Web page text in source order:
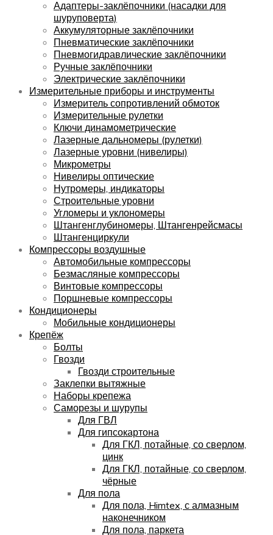
Адаптеры-заклёпочники (насадки для
шуруповерта)
Аккумуляторные заклёпочники
Пневматические заклёпочники
Пневмогидравлические заклёпочники
Ручные заклёпочники
Электрические заклёпочники
Измерительные приборы и инструменты
Измеритель сопротивлений обмоток
Измерительные рулетки
Ключи динамометрические
Лазерные дальномеры (рулетки)
Лазерные уровни (нивелиры)
Микрометры
Нивелиры оптические
Нутромеры, индикаторы
Строительные уровни
Угломеры и уклономеры
Штангенглубиномеры, Штангенрейсмасы
Штангенциркули
Компрессоры воздушные
Автомобильные компрессоры
Безмасляные компрессоры
Винтовые компрессоры
Поршневые компрессоры
Кондиционеры
Мобильные кондиционеры
Крепёж
Болты
Гвозди
Гвозди строительные
Заклепки вытяжные
Наборы крепежа
Саморезы и шурупы
Для ГВЛ
Для гипсокартона
Для ГКЛ, потайные, со сверлом,
цинк
Для ГКЛ, потайные, со сверлом,
чёрные
Для пола
Для пола, Himtex, с алмазным
наконечником
Для пола, паркета